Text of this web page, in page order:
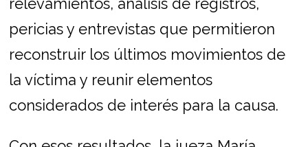
pericias y entrevistas que permitieron
reconstruir los últimos movimientos de
la víctima y reunir elementos
considerados de interés para la causa.